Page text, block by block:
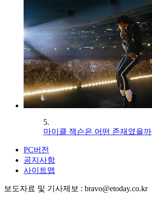
5.
마이클 잭슨은 어떤 존재였을까
PC버전
공지사항
사이트맵
보도자료 및 기사제보 : bravo@etoday.co.kr